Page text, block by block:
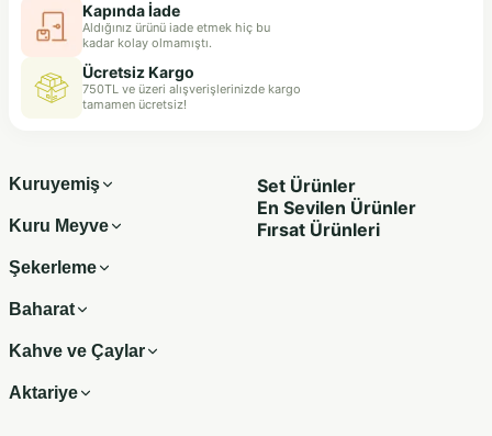
Kapında İade
Aldığınız ürünü iade etmek hiç bu
kadar kolay olmamıştı.
Ücretsiz Kargo
750TL ve üzeri alışverişlerinizde kargo
tamamen ücretsiz!
Kuruyemiş
Kuru Meyve
Şekerleme
Baharat
Kahve ve Çaylar
Aktariye
Set Ürünler
En Sevilen Ürünler
Fırsat Ürünleri